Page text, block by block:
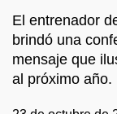
El entrenador
brindó una
mensaje que
al próximo año.